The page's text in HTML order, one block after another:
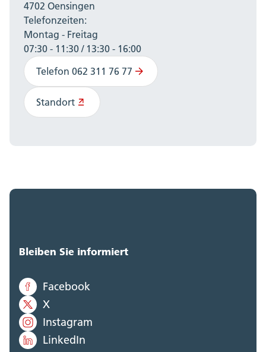
4702 Oensingen
Telefonzeiten:
Montag - Freitag
07:30 - 11:30 / 13:30 - 16:00
Telefon 062 311 76 77
Standort
Bleiben Sie informiert
Facebook
X
Instagram
LinkedIn